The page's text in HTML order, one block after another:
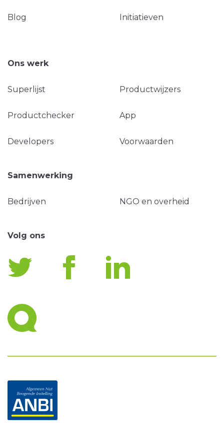
Blog Initiatieven
Ons werk
Superlijst Productwijzers
Productchecker App
Developers Voorwaarden
Samenwerking
Bedrijven NGO en overheid
Volg ons